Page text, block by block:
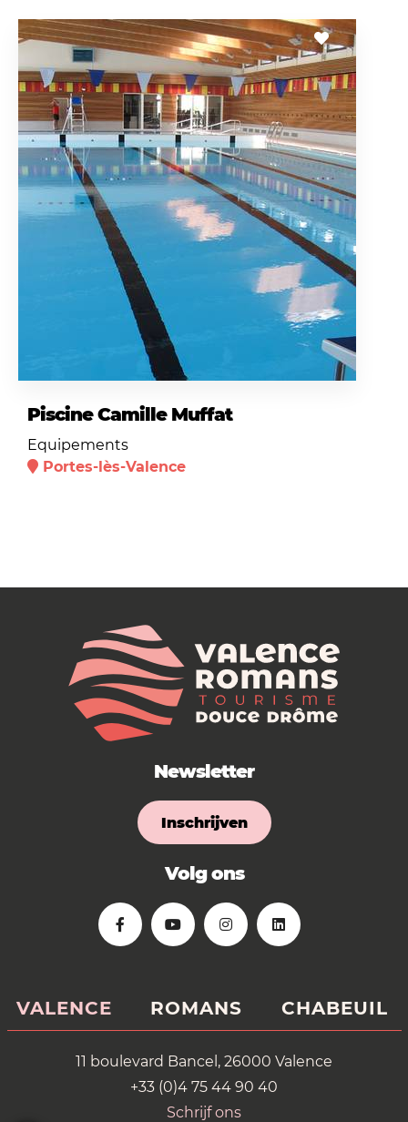
Piscine Camille Muffat
Equipements
Portes-lès-Valence
Newsletter
Inschrijven
Volg ons
VALENCE ROMANS CHABEUIL
11 boulevard Bancel, 26000 Valence
+33 (0)4 75 44 90 40
Schrijf ons